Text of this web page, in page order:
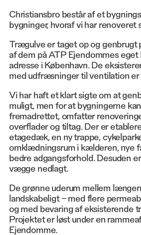
Christiansbro består af et
bygninger, hvoraf vi har renoveret
Trægulve er taget op og genbrugt
af dem på ATP Ejendommes eget
adresse i København. De
med udfræsninger til ventilation er
Vi har haft et klart sigte om at
muligt, men for at bygningerne
fremadrettet, omfatter
overflader og tiltag. Der er
etagedæk, en ny trappe,
omklædningsrum i kælderen, nye
bedre adgangsforhold. Desuden
vægge nedlagt.
De grønne uderum mellem
landskabeligt – med flere
og med bevaring af eksisterende
Projektet er løst under en
Ejendomme.